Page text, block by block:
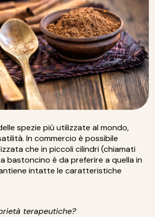
spezie più utilizzate al mondo,
In commercio è possibile
che in piccoli cilindri (chiamati
bastoncino è da preferire a quella in
intatte le caratteristiche
terapeutiche?